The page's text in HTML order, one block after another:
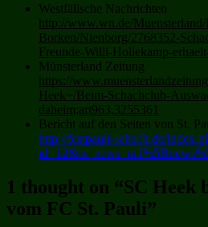
Westfälische Nachrichten
http://www.wn.de/
Borken/Nienborg/2768352-
Freunde-Willi-Hollekamp-
Münsterland Zeitung
https://
Heek~/Beim-Schachclub-
daheim;art963,3255361
Bericht auf den Seiten von St.
http://fcstpauli-schach.de/
1 thought on “SC Heek
vom FC St. Pauli”